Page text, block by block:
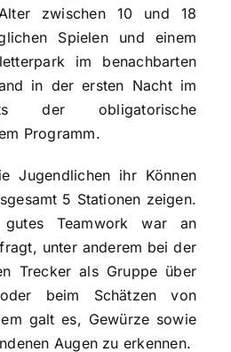
zwischen 10 und 18
Spielen und einem
im benachbarten
in der ersten Nacht im
der obligatorische
Programm.
Jugendlichen ihr Können
5 Stationen zeigen.
gutes Teamwork war an
unter anderem bei der
Trecker als Gruppe über
beim Schätzen von
galt es, Gewürze sowie
Augen zu erkennen.